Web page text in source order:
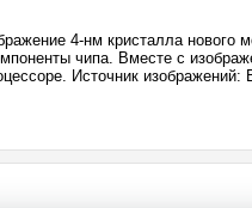
4-нм кристалла нового
чипа. Вместе с
Источник изображений: